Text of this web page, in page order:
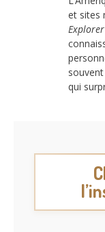
et sites
qui